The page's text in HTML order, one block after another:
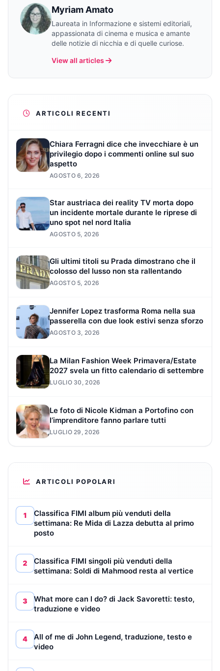
Myriam Amato
Laureata in Informazione e sistemi editoriali,
appassionata di cinema e musica e amante
delle notizie di nicchia e di quelle curiose.
View all articles
ARTICOLI RECENTI
Chiara Ferragni dice che invecchiare è un
privilegio dopo i commenti online sul suo
aspetto
AGOSTO 6, 2026
Star austriaca dei reality TV morta dopo
un incidente mortale durante le riprese di
uno spot nel nord Italia
AGOSTO 5, 2026
Gli ultimi titoli su Prada dimostrano che il
colosso del lusso non sta rallentando
AGOSTO 5, 2026
Jennifer Lopez trasforma Roma nella sua
passerella con due look estivi senza sforzo
AGOSTO 3, 2026
La Milan Fashion Week Primavera/Estate
2027 svela un fitto calendario di settembre
LUGLIO 30, 2026
Le foto di Nicole Kidman a Portofino con
l’imprenditore fanno parlare tutti
LUGLIO 29, 2026
ARTICOLI POPOLARI
1
Classifica FIMI album più venduti della
settimana: Re Mida di Lazza debutta al primo
posto
2
Classifica FIMI singoli più venduti della
settimana: Soldi di Mahmood resta al vertice
3
What more can I do? di Jack Savoretti: testo,
traduzione e video
4
All of me di John Legend, traduzione, testo e
video